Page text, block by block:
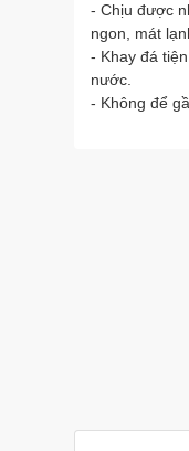
- Chịu được
ngon, mát
- Khay đá
nước.
- Không để